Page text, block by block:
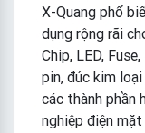
X-Quang phổ
dụng rộng rãi
Chip, LED,
pin, đúc kim
các thành phần
nghiệp điện mặt